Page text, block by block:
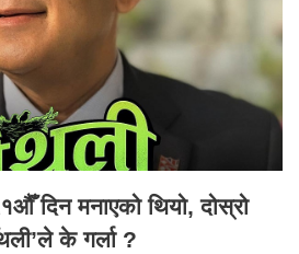
दिन मनाएको थियो, दोस्रो
के गर्ला ?